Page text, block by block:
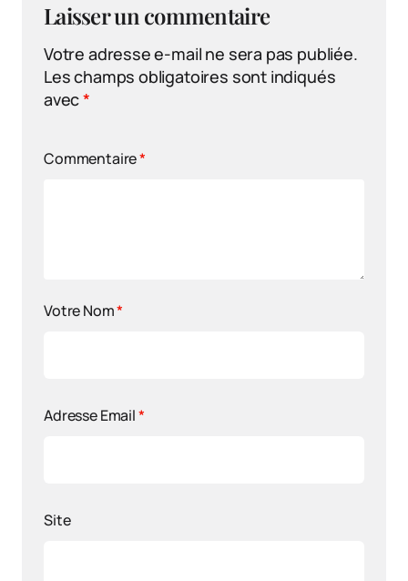
Laisser un commentaire
Votre adresse e-mail ne sera pas publiée.
Les champs obligatoires sont indiqués
avec*
Commentaire*
Votre Nom*
Adresse Email*
Site